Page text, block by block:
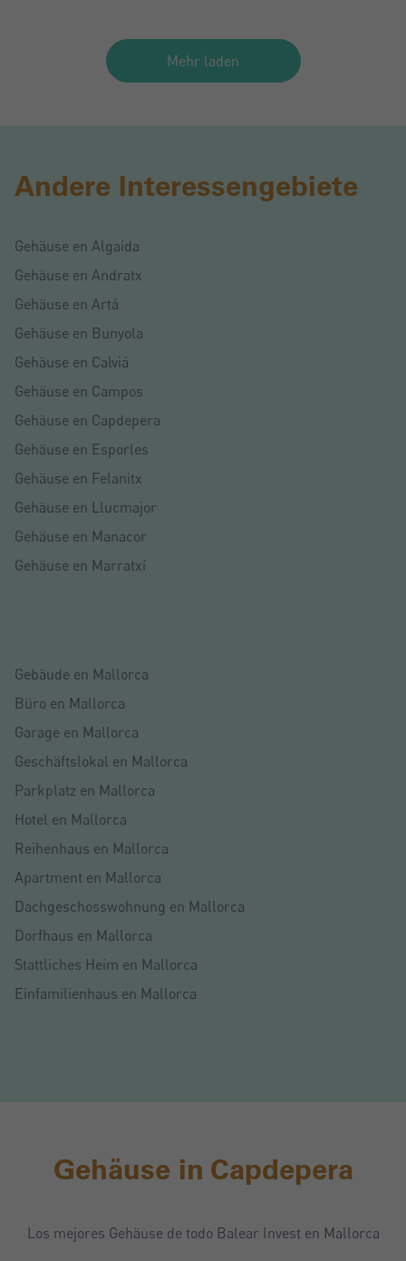
Mehr laden
Andere Interessengebiete
Gehäuse en Algaida
Gehäuse en Andratx
Gehäuse en Artá
Gehäuse en Bunyola
Gehäuse en Calviá
Gehäuse en Campos
Gehäuse en Capdepera
Gehäuse en Esporles
Gehäuse en Felanitx
Gehäuse en Llucmajor
Gehäuse en Manacor
Gehäuse en Marratxí
Gebäude en Mallorca
Büro en Mallorca
Garage en Mallorca
Geschäftslokal en Mallorca
Parkplatz en Mallorca
Hotel en Mallorca
Reihenhaus en Mallorca
Apartment en Mallorca
Dachgeschosswohnung en Mallorca
Dorfhaus en Mallorca
Stattliches Heim en Mallorca
Einfamilienhaus en Mallorca
Gehäuse in Capdepera
Los mejores Gehäuse de todo Balear Invest en Mallorca